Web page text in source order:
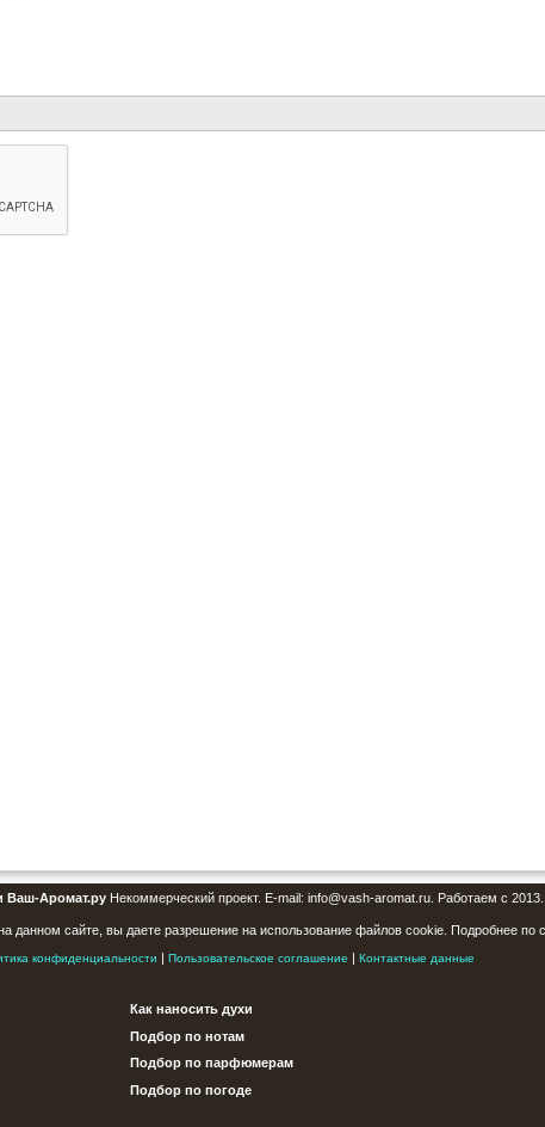
Ваш-Аромат.руНекоммерческий проект. E-mail: info@vash-aromat.ru. Работаем с
данном сайте, вы даете разрешение на использование файлов cookie. Подробнее по
конфиденциальности | Пользовательское соглашение | Контактные данные
Как наносить духи
Подбор по нотам
Подбор по парфюмерам
Подбор по погоде